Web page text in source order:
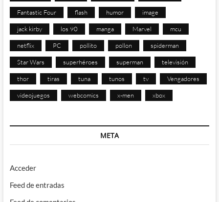
Fantastic Four flash humor image
jack kirby los 90 manga Marvel mcu
netflix PC pollito pollon spiderman
Star Wars superhéroes superman televisión
thor tiras tuna tunos tv Vengadores
videojuegos webcomics x-men xbox
META
Acceder
Feed de entradas